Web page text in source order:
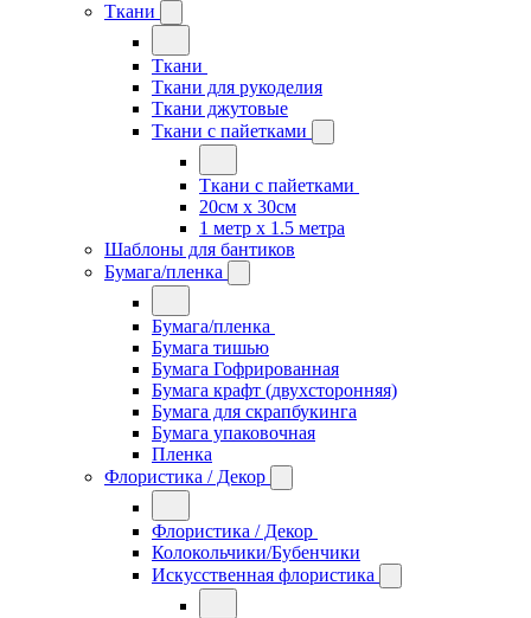
Ткани
Ткани
Ткани для рукоделия
Ткани джутовые
Ткани с пайетками
Ткани с пайетками
20см х 30см
1 метр х 1.5 метра
Шаблоны для бантиков
Бумага/пленка
Бумага/пленка
Бумага тишью
Бумага Гофрированная
Бумага крафт (двухсторонняя)
Бумага для скрапбукинга
Бумага упаковочная
Пленка
Флористика / Декор
Флористика / Декор
Колокольчики/Бубенчики
Искусственная флористика